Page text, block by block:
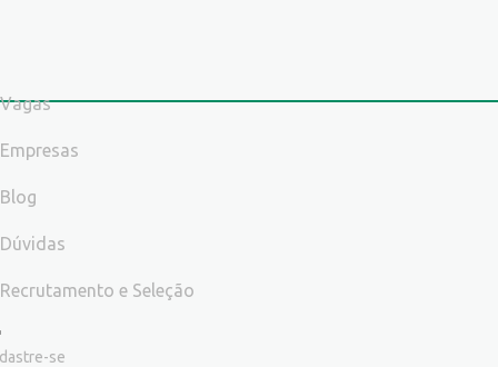
Vagas
Empresas
Blog
Dúvidas
Recrutamento e Seleção
se